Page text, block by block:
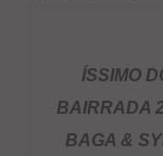
ÍSSIMO
BAIRRADA
BAGA &